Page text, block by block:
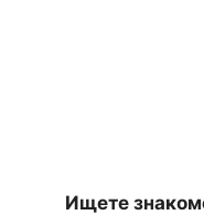
Ищете